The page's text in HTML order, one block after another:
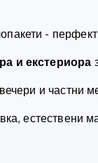
-
и екстериора
и частни
естествени